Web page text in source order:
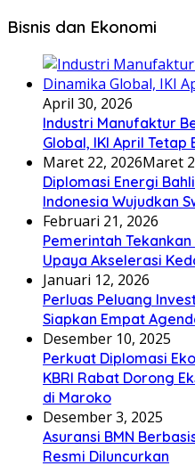
Bisnis dan Ekonomi
April 30, 2026
Industri Manufaktur
Global, IKI April Tetap
Maret 22, 2026Maret
Diplomasi Energi
Indonesia Wujudkan
Februari 21, 2026
Pemerintah
Upaya Akselerasi
Januari 12, 2026
Perluas Peluang
Siapkan Empat
Desember 10, 2025
Perkuat Diplomasi
KBRI Rabat Dorong
di Maroko
Desember 3, 2025
Asuransi BMN
Resmi Diluncurkan